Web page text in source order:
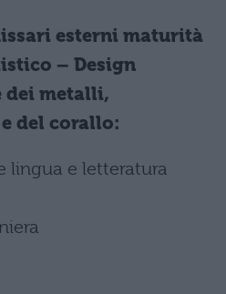
esterni maturità
– Design
dei metalli,
del corallo:
lingua e letteratura